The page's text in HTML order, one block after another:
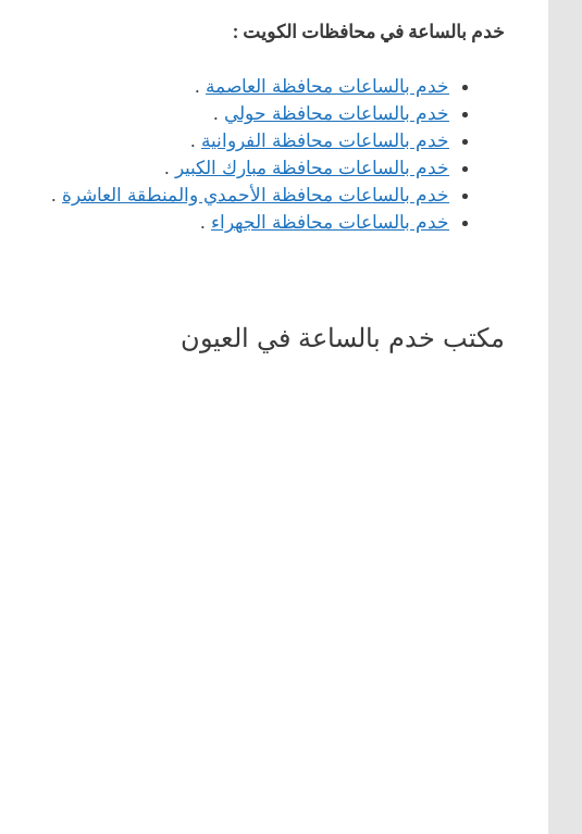
خدم بالساعة في محافظات الكويت :
خدم بالساعات محافظة العاصمة .
خدم بالساعات محافظة حولي .
خدم بالساعات محافظة الفروانية .
خدم بالساعات محافظة مبارك الكبير .
خدم بالساعات محافظة الأحمدي والمنطقة العاشرة .
خدم بالساعات محافظة الجهراء .
مكتب خدم بالساعة في العيون